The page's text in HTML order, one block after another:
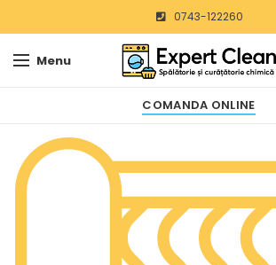
0743-122260
Menu
COMANDA ONLINE